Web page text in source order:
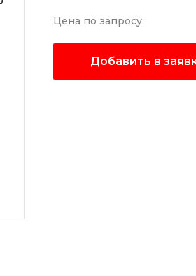
Цена по запросу
Добавить в